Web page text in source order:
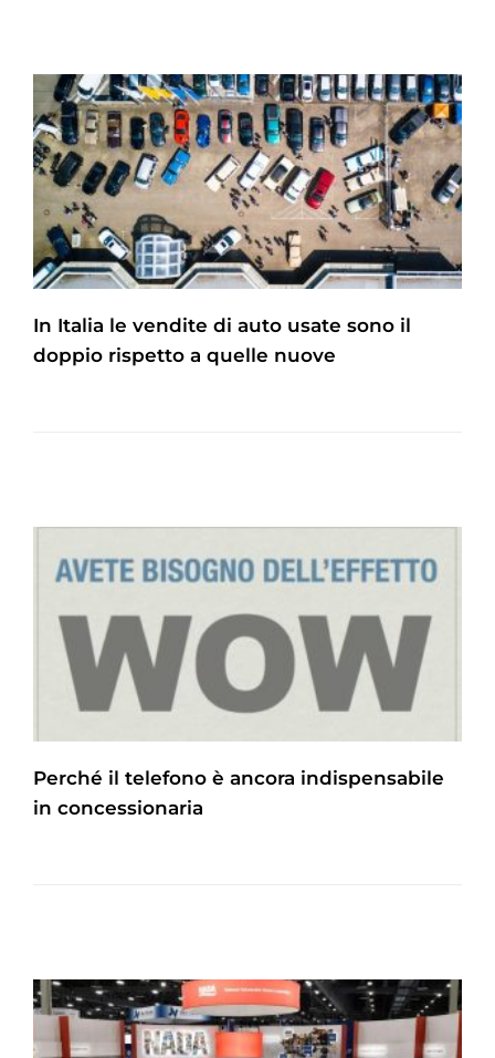
In Italia le vendite di auto usate sono il
doppio rispetto a quelle nuove
Perché il telefono è ancora indispensabile
in concessionaria